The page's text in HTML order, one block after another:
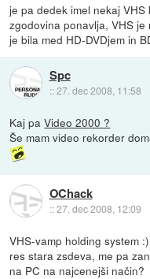
je pa dedek imel nekaj
zgodovina ponavlja, VHS
je bila med HD-DVDjem in
Spc
::27. dec 2008, 11:58
Kaj paVideo 2000 ?
Še mam video rekorder
OChack
::27. dec 2008, 12:09
VHS-vamp holding system :)
res stara zsdeva, me pa
na PC na najcenejši način?